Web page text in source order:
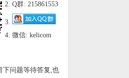
Q群: 215861553
微信: kelicom
下问题等待答复,也